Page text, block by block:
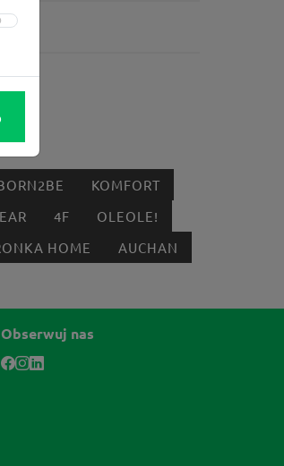
KOMFORT
4F
OLEOLE!
HOME
AUCHAN
Obserwuj nas